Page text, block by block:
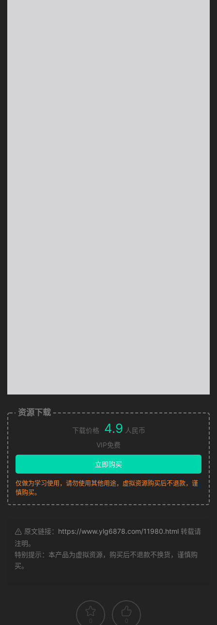
资源下载
下载价格 4.9 人民币
VIP免费
立即购买
仅做为学习使用，请勿使用其他用途，虚拟资源购买后不退款，谨
慎购买。
原文链接： https://www.ylg6878.com/11980.html 转载请
注明。
特别提示：本产品为虚拟资源，购买后不退款不换货，谨慎购
买。
0 0